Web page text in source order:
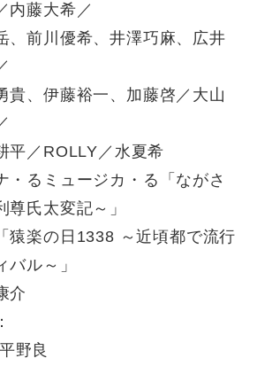
内藤大希／
、前川優希、井澤巧麻、広井
貴、伊藤裕一、加藤啓／大山
平／ROLLY／水夏希
るミュージカ・る「ながさ
氏太変記～」
楽の日1338 ～近頃都で流行
バル～」
介
野良